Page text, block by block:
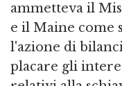
ammetteva il
e il Maine come
l'azione di
placare gli